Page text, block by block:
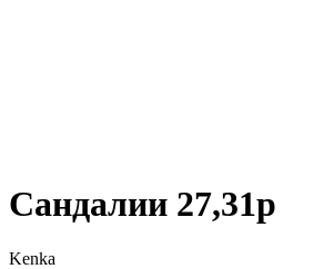
Сандалии 27,31р
Kenka